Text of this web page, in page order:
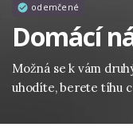
odemčené
Domácí
Možná se k vám
uhodíte, berete tíhu